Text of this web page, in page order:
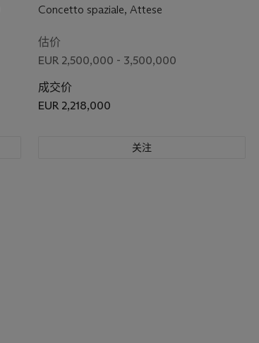
Concetto spaziale, Attese
估价
EUR 2,500,000 - 3,500,000
成交价
EUR 2,218,000
关注